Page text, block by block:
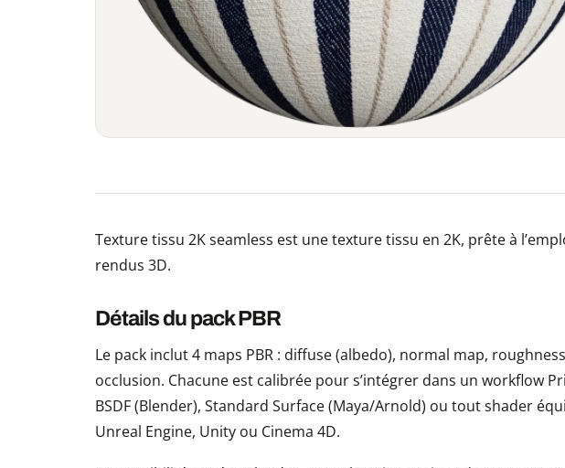
Texture tissu 2K seamless est une texture tissu en 2K, prête à
rendus 3D.
Détails du pack PBR
Le pack inclut 4 maps PBR : diffuse (albedo), normal map,
occlusion. Chacune est calibrée pour s’intégrer dans un workflow
BSDF (Blender), Standard Surface (Maya/Arnold) ou tout shader
Unreal Engine, Unity ou Cinema 4D.